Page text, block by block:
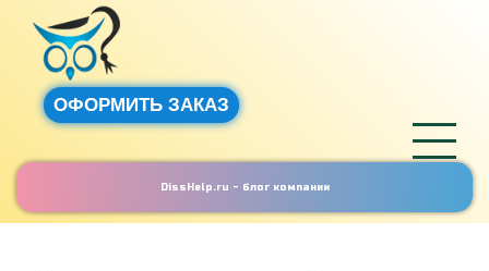
ОФОРМИТЬ ЗАКАЗ
DissHelp.ru - блог компании